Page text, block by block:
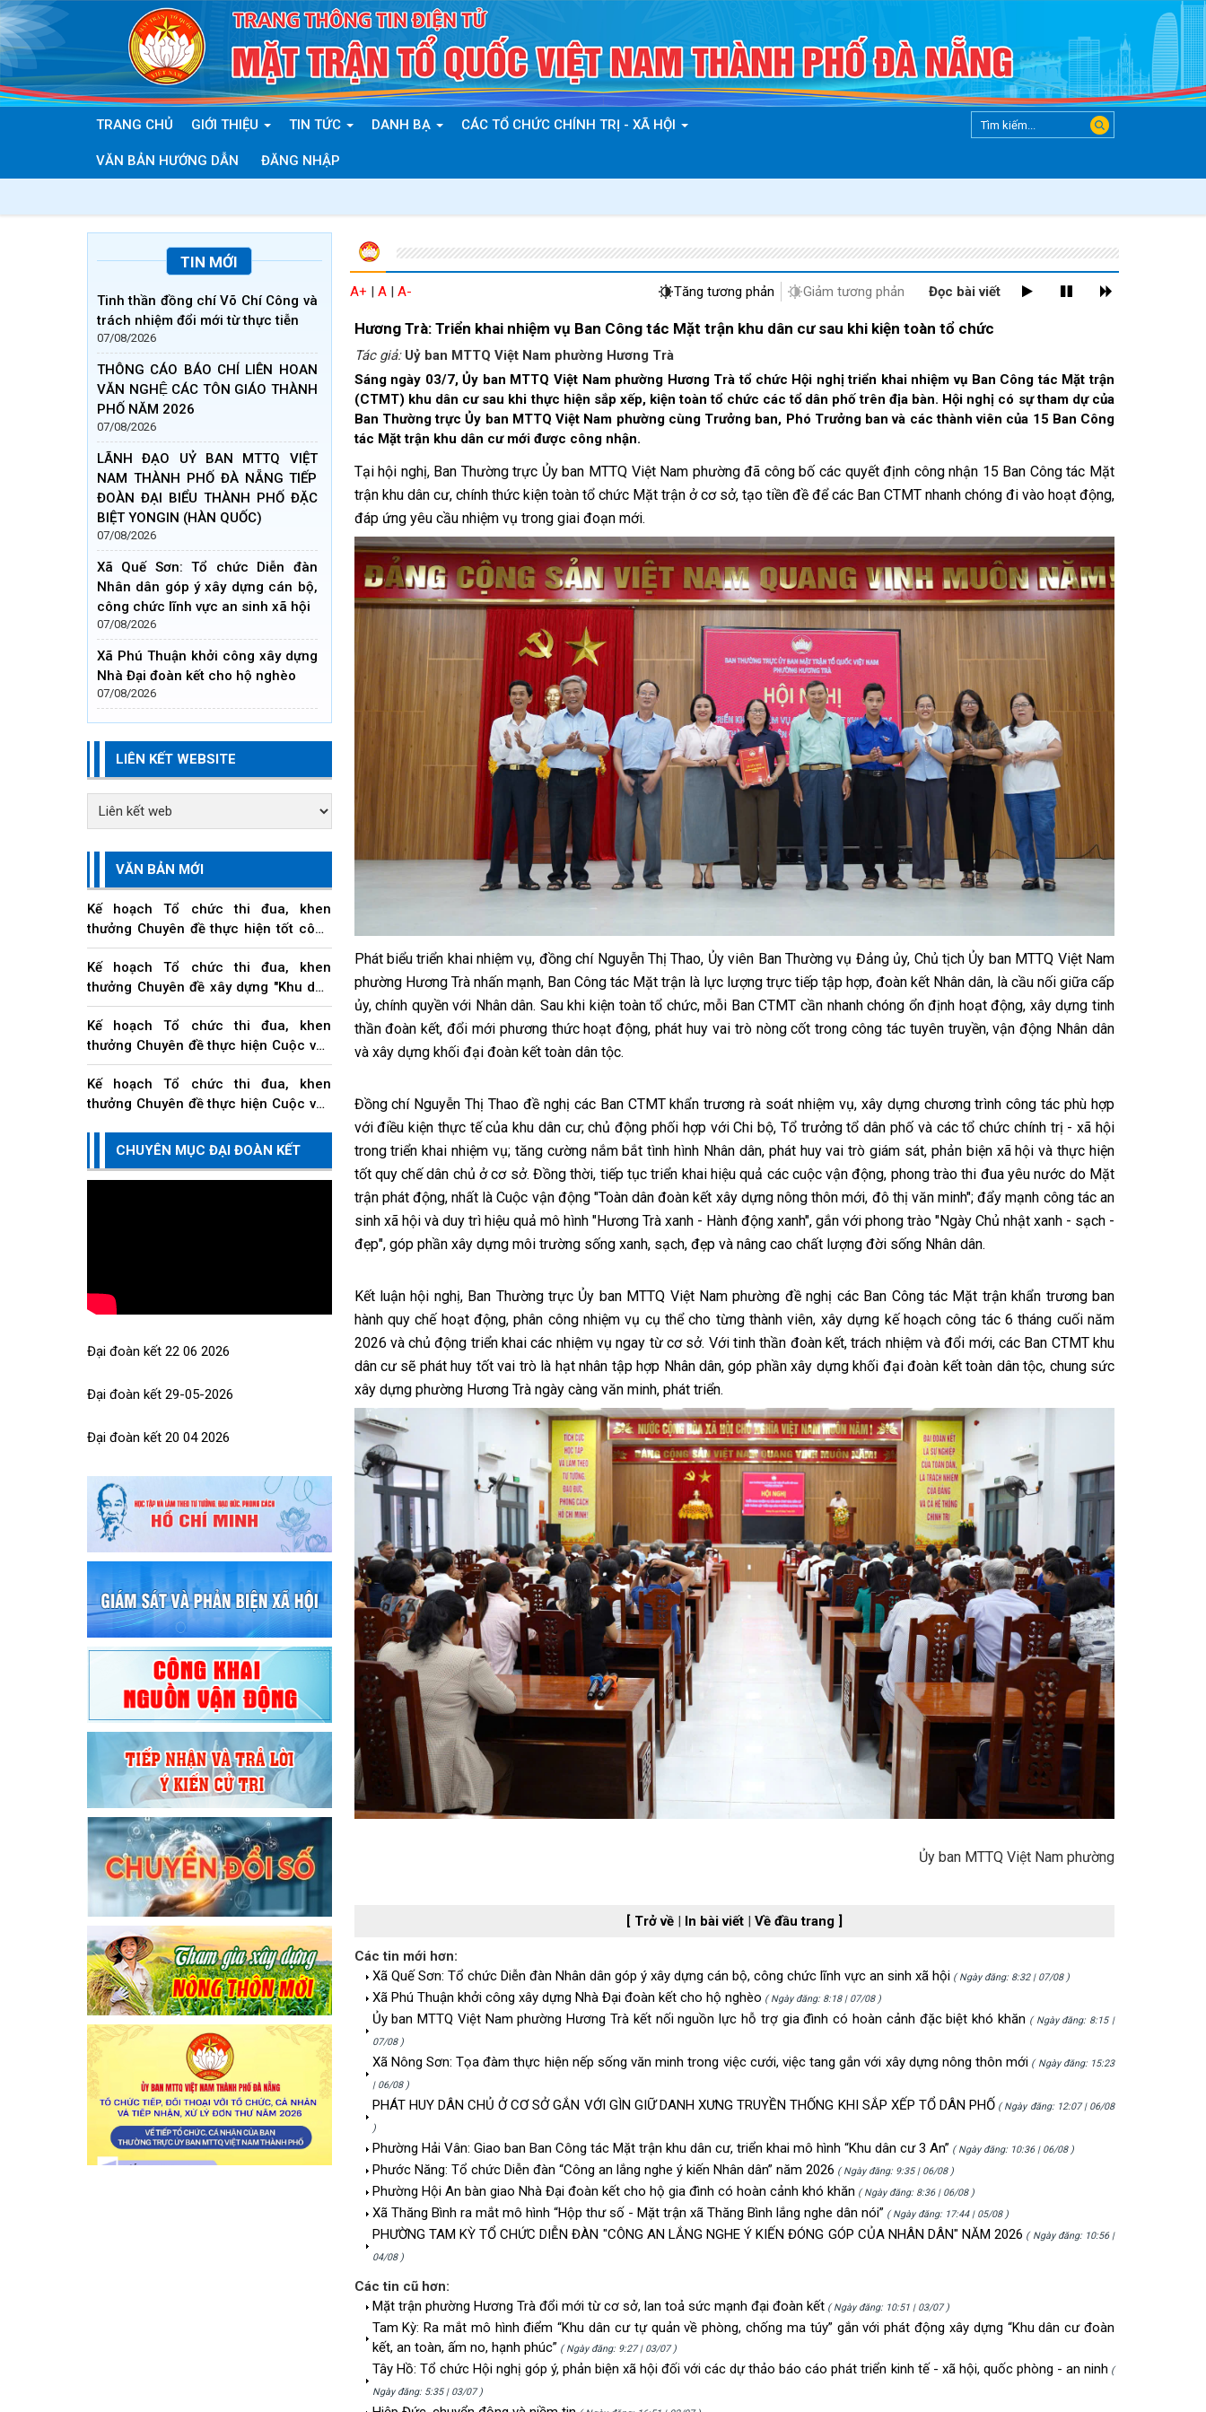
TRANG CHỦ GIỚI THIỆU TIN TỨC DANH BẠ CÁC TỔ CHỨC CHÍNH TRỊ - XÃ HỘI
VĂN BẢN HƯỚNG DẪN ĐĂNG NHẬP
A+ | A| A- Tăng tương phản Giảm tương phản Đọc bài viết
Hương Trà: Triển khai nhiệm vụ Ban Công tác Mặt trận khu dân cư sau khi kiện toàn tổ chức
Tác giả: Uỷ ban MTTQ Việt Nam phường Hương Trà
Sáng ngày 03/7, Ủy ban MTTQ Việt Nam phường Hương Trà tổ chức Hội nghị triển khai nhiệm vụ Ban Công tác Mặt trận
(CTMT) khu dân cư sau khi thực hiện sắp xếp, kiện toàn tổ chức các tổ dân phố trên địa bàn. Hội nghị có sự tham dự của
Ban Thường trực Ủy ban MTTQ Việt Nam phường cùng Trưởng ban, Phó Trưởng ban và các thành viên của 15 Ban Công
tác Mặt trận khu dân cư mới được công nhận.
Tại hội nghị, Ban Thường trực Ủy ban MTTQ Việt Nam phường đã công bố các quyết định công nhận 15 Ban Công tác Mặt
trận khu dân cư, chính thức kiện toàn tổ chức Mặt trận ở cơ sở, tạo tiền đề để các Ban CTMT nhanh chóng đi vào hoạt động,
đáp ứng yêu cầu nhiệm vụ trong giai đoạn mới.
Phát biểu triển khai nhiệm vụ, đồng chí Nguyễn Thị Thao, Ủy viên Ban Thường vụ Đảng ủy, Chủ tịch Ủy ban MTTQ Việt Nam
phường Hương Trà nhấn mạnh, Ban Công tác Mặt trận là lực lượng trực tiếp tập hợp, đoàn kết Nhân dân, là cầu nối giữa cấp
ủy, chính quyền với Nhân dân. Sau khi kiện toàn tổ chức, mỗi Ban CTMT cần nhanh chóng ổn định hoạt động, xây dựng tinh
thần đoàn kết, đổi mới phương thức hoạt động, phát huy vai trò nòng cốt trong công tác tuyên truyền, vận động Nhân dân
và xây dựng khối đại đoàn kết toàn dân tộc.
Đồng chí Nguyễn Thị Thao đề nghị các Ban CTMT khẩn trương rà soát nhiệm vụ, xây dựng chương trình công tác phù hợp
với điều kiện thực tế của khu dân cư; chủ động phối hợp với Chi bộ, Tổ trưởng tổ dân phố và các tổ chức chính trị - xã hội
trong triển khai nhiệm vụ; tăng cường nắm bắt tình hình Nhân dân, phát huy vai trò giám sát, phản biện xã hội và thực hiện
tốt quy chế dân chủ ở cơ sở. Đồng thời, tiếp tục triển khai hiệu quả các cuộc vận động, phong trào thi đua yêu nước do Mặt
trận phát động, nhất là Cuộc vận động "Toàn dân đoàn kết xây dựng nông thôn mới, đô thị văn minh"; đẩy mạnh công tác an
sinh xã hội và duy trì hiệu quả mô hình "Hương Trà xanh - Hành động xanh", gắn với phong trào "Ngày Chủ nhật xanh - sạch -
đẹp", góp phần xây dựng môi trường sống xanh, sạch, đẹp và nâng cao chất lượng đời sống Nhân dân.
Kết luận hội nghị, Ban Thường trực Ủy ban MTTQ Việt Nam phường đề nghị các Ban Công tác Mặt trận khẩn trương ban
hành quy chế hoạt động, phân công nhiệm vụ cụ thể cho từng thành viên, xây dựng kế hoạch công tác 6 tháng cuối năm
2026 và chủ động triển khai các nhiệm vụ ngay từ cơ sở. Với tinh thần đoàn kết, trách nhiệm và đổi mới, các Ban CTMT khu
dân cư sẽ phát huy tốt vai trò là hạt nhân tập hợp Nhân dân, góp phần xây dựng khối đại đoàn kết toàn dân tộc, chung sức
xây dựng phường Hương Trà ngày càng văn minh, phát triển.
Ủy ban MTTQ Việt Nam phường
[ Trở về | In bài viết | Về đầu trang ]
Các tin mới hơn:
Xã Quế Sơn: Tổ chức Diễn đàn Nhân dân góp ý xây dựng cán bộ, công chức lĩnh vực an sinh xã hội ( Ngày đăng: 8:32 | 07/08 )
Xã Phú Thuận khởi công xây dựng Nhà Đại đoàn kết cho hộ nghèo ( Ngày đăng: 8:18 | 07/08 )
Ủy ban MTTQ Việt Nam phường Hương Trà kết nối nguồn lực hỗ trợ gia đình có hoàn cảnh đặc biệt khó khăn ( Ngày đăng: 8:15 |
07/08 )
Xã Nông Sơn: Tọa đàm thực hiện nếp sống văn minh trong việc cưới, việc tang gắn với xây dựng nông thôn mới ( Ngày đăng: 15:23
| 06/08 )
PHÁT HUY DÂN CHỦ Ở CƠ SỞ GẮN VỚI GÌN GIỮ DANH XƯNG TRUYỀN THỐNG KHI SẮP XẾP TỔ DÂN PHỐ ( Ngày đăng: 12:07 | 06/08
)
Phường Hải Vân: Giao ban Ban Công tác Mặt trận khu dân cư, triển khai mô hình “Khu dân cư 3 An” ( Ngày đăng: 10:36 | 06/08 )
Phước Năng: Tổ chức Diễn đàn “Công an lắng nghe ý kiến Nhân dân” năm 2026 ( Ngày đăng: 9:35 | 06/08 )
Phường Hội An bàn giao Nhà Đại đoàn kết cho hộ gia đình có hoàn cảnh khó khăn ( Ngày đăng: 8:36 | 06/08 )
Xã Thăng Bình ra mắt mô hình “Hộp thư số - Mặt trận xã Thăng Bình lắng nghe dân nói” ( Ngày đăng: 17:44 | 05/08 )
PHƯỜNG TAM KỲ TỔ CHỨC DIỄN ĐÀN "CÔNG AN LẮNG NGHE Ý KIẾN ĐÓNG GÓP CỦA NHÂN DÂN" NĂM 2026 ( Ngày đăng: 10:56 |
04/08 )
Các tin cũ hơn:
Mặt trận phường Hương Trà đổi mới từ cơ sở, lan toả sức mạnh đại đoàn kết( Ngày đăng: 10:51 | 03/07 )
Tam Kỳ: Ra mắt mô hình điểm “Khu dân cư tự quản về phòng, chống ma túy” gắn với phát động xây dựng “Khu dân cư đoàn
kết, an toàn, ấm no, hạnh phúc” ( Ngày đăng: 9:27 | 03/07 )
Tây Hồ: Tổ chức Hội nghị góp ý, phản biện xã hội đối với các dự thảo báo cáo phát triển kinh tế - xã hội, quốc phòng - an ninh (
Ngày đăng: 5:35 | 03/07 )
TIN MỚI
Tinh thần đồng chí Võ Chí Công và
trách nhiệm đổi mới từ thực tiễn
07/08/2026
THÔNG CÁO BÁO CHÍ LIÊN HOAN
VĂN NGHỆ CÁC TÔN GIÁO THÀNH
PHỐ NĂM 2026
07/08/2026
LÃNH ĐẠO UỶ BAN MTTQ VIỆT
NAM THÀNH PHỐ ĐÀ NẴNG TIẾP
ĐOÀN ĐẠI BIỂU THÀNH PHỐ ĐẶC
BIỆT YONGIN (HÀN QUỐC)
07/08/2026
Xã Quế Sơn: Tổ chức Diễn đàn
Nhân dân góp ý xây dựng cán bộ,
công chức lĩnh vực an sinh xã hội
07/08/2026
Xã Phú Thuận khởi công xây dựng
Nhà Đại đoàn kết cho hộ nghèo
07/08/2026
LIÊN KẾT WEBSITE
VĂN BẢN MỚI
Kế hoạch Tổ chức thi đua, khen
thưởng Chuyên đề thực hiện tốt công
tác vận động, quản lý Quỹ "Vì người
nghèo" và các hoạt động an sinh xã
hội trên địa...
Kế hoạch Tổ chức thi đua, khen
thưởng Chuyên đề xây dựng "Khu dân
cư đoàn kết, an toàn, ấm no, hạnh
phúc" trên địa bàn thành phố
Kế hoạch Tổ chức thi đua, khen
thưởng Chuyên đề thực hiện Cuộc vận
động "Toàn dân đoàn kết xây dựng
nông thôn mới, đô thị văn minh" trên
địa bàn thành...
Kế hoạch Tổ chức thi đua, khen
thưởng Chuyên đề thực hiện Cuộc vận
hàng Việt Nam" trên địa bàn thành
Kế hoạch Tổ chức thi đua, khen
thưởng Chuyên đề về các doanh
nghiệp, doanh nhân, hộ kinh doanh và
CHUYÊN MỤC ĐẠI ĐOÀN KẾT
Đại đoàn kết 22 06 2026
Đại đoàn kết 29-05-2026
Đại đoàn kết 20 04 2026